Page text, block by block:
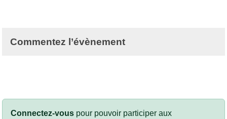
Commentez l’évènement
Connectez-vous pour pouvoir participer aux